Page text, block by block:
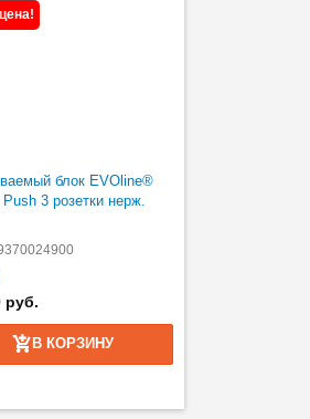
блок EVOline®
Push 3 розетки нерж.
руб.
В КОРЗИНУ